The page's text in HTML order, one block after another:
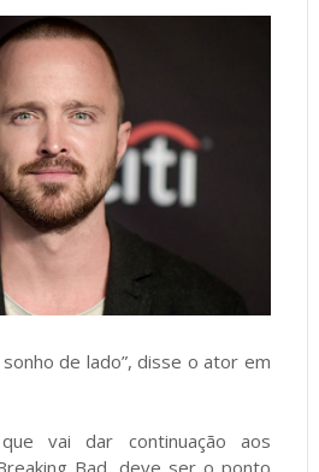
de lado”, disse o ator em
vai dar continuação aos
Bad, deve ser o ponto